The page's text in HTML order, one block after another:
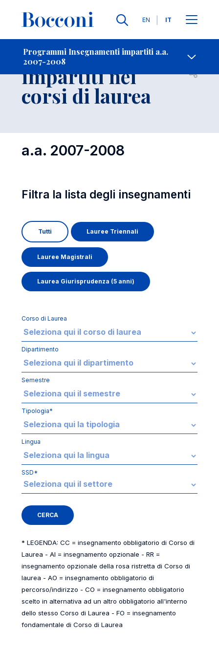
Lingue
EN IT
Programmi Insegnamenti impartiti a.a.
2007-2008
-
Insegnamenti
impartiti nei
corsi di laurea
Open
a.a. 2007-2008
Filtra la lista degli insegnamenti
Tutti Lauree Triennali
Lauree Magistrali
Laurea Giurisprudenza (5 anni)
Corso di Laurea
Dipartimento
Semestre
Tipologia*
Lingua
SSD*
* LEGENDA: CC = insegnamento obbligatorio di Corso di
Laurea - AI = insegnamento opzionale - RR =
insegnamento opzionale della rosa ristretta di Corso di
laurea - AO = insegnamento obbligatorio di
percorso/indirizzo - CO = insegnamento obbligatorio
scelto in alternativa ad un altro obbligatorio all'interno
dello stesso Corso di Laurea - FO = insegnamento
fondamentale di Corso di Laurea